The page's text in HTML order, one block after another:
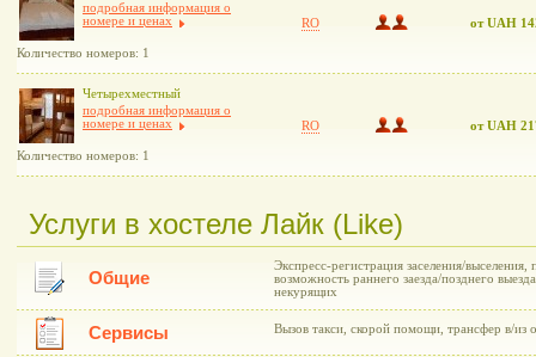
подробная информация о
номере и ценах
Количество номеров: 1
RO от UAH
Четырехместный
подробная информация о
номере и ценах
Количество номеров: 1
RO от UAH
Услуги в хостеле Лайк (Like)
Общие
Экспресс-регистрация заселения/
возможность раннего заезда/позднего
некурящих
Сервисы Вызов такси, скорой помощи, трансфер в/из